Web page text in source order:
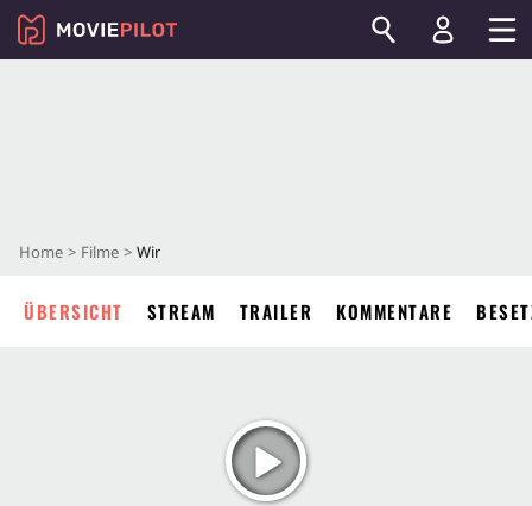
Home Filme Wir
ÜBERSICHT STREAM TRAILER KOMMENTARE